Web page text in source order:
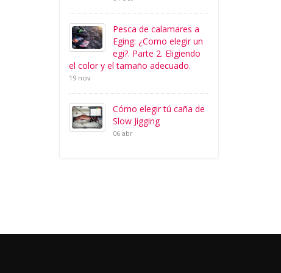
Pesca de calamares a
Eging: ¿Como elegir un
egi?. Parte 2. Eligiendo
el color y el tamaño adecuado.
19 nov
Cómo elegir tú caña de
Slow Jigging
06 abr